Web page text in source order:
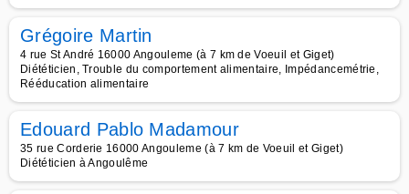
Grégoire Martin
4 rue St André 16000 Angouleme (à 7 km de Voeuil et Giget)
Diététicien, Trouble du comportement alimentaire, Impédancemétrie,
Rééducation alimentaire
Edouard Pablo Madamour
35 rue Corderie 16000 Angouleme (à 7 km de Voeuil et Giget)
Diététicien à Angoulême